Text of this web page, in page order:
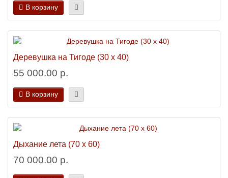
В корзину
Деревушка на Тигоде (30 х 40)
55 000.00 р.
В корзину
Дыхание лета (70 х 60)
70 000.00 р.